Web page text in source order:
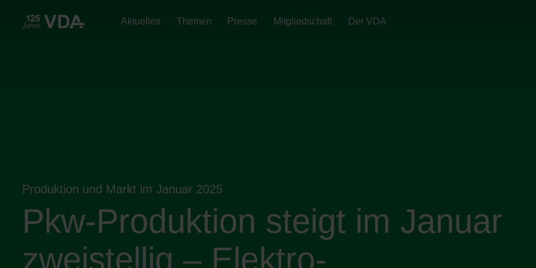
Aktuelles Themen Presse Mitgliedschaft Der VDA
Produktion und Markt im Januar 2025
Pkw-Produktion steigt im Januar
zweistellig – Elektro-